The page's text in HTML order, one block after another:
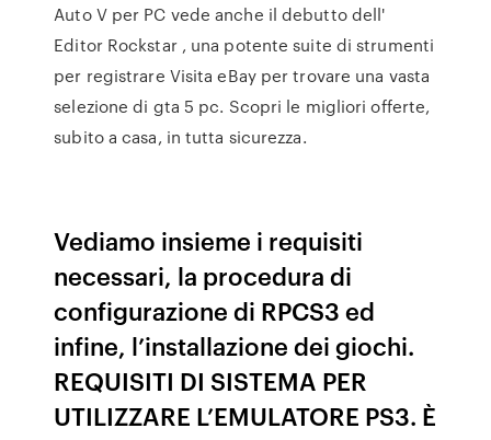
Auto V per PC vede anche il debutto dell'
Editor Rockstar , una potente suite di strumenti
per registrare Visita eBay per trovare una vasta
selezione di gta 5 pc. Scopri le migliori offerte,
subito a casa, in tutta sicurezza.
Vediamo insieme i requisiti
necessari, la procedura di
configurazione di RPCS3 ed
infine, l’installazione dei giochi.
REQUISITI DI SISTEMA PER
UTILIZZARE L’EMULATORE PS3. È